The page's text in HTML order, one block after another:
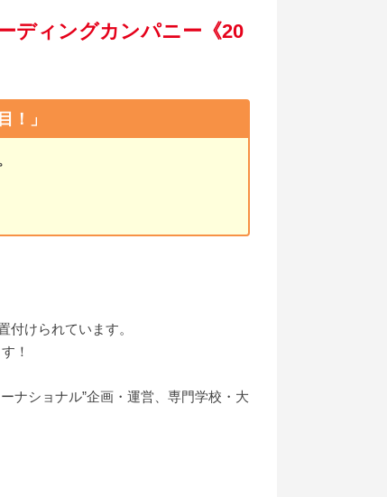
ディングカンパニー《20
！」
付けられています。
！
ナショナル”企画・運営、専門学校・大